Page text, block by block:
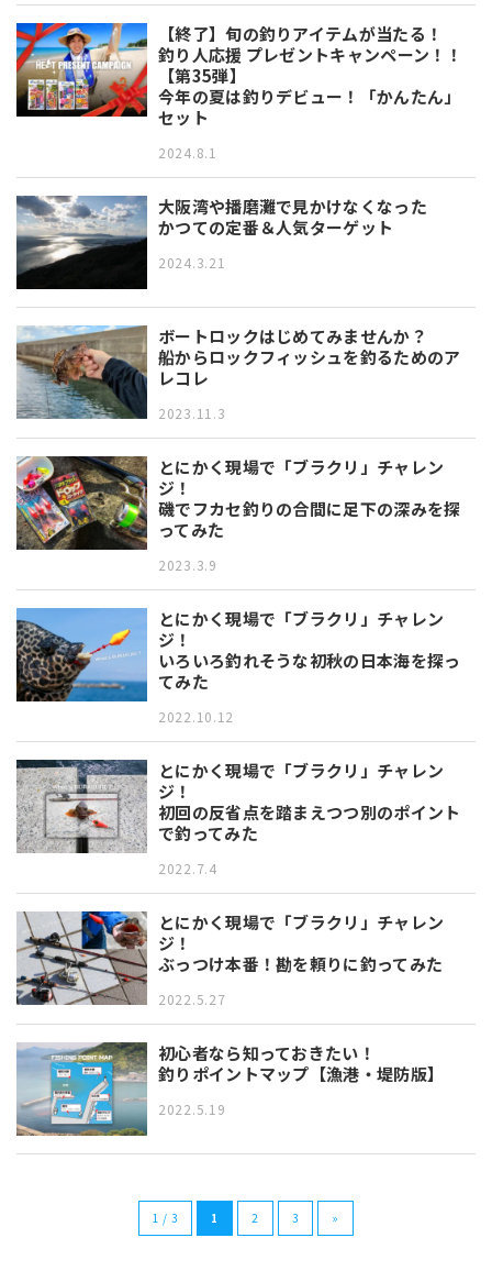
【終了】旬の釣りアイテムが当たる！
釣り人応援 プレゼントキャンペーン！！
【第35弾】
今年の夏は釣りデビュー！「かんたん」
セット
2024.8.1
大阪湾や播磨灘で見かけなくなった
かつての定番＆人気ターゲット
2024.3.21
ボートロックはじめてみませんか？
船からロックフィッシュを釣るためのア
レコレ
2023.11.3
とにかく現場で「ブラクリ」チャレン
ジ！
磯でフカセ釣りの合間に足下の深みを探
ってみた
2023.3.9
とにかく現場で「ブラクリ」チャレン
ジ！
いろいろ釣れそうな初秋の日本海を探っ
てみた
2022.10.12
とにかく現場で「ブラクリ」チャレン
ジ！
初回の反省点を踏まえつつ別のポイント
で釣ってみた
2022.7.4
とにかく現場で「ブラクリ」チャレン
ジ！
ぶっつけ本番！勘を頼りに釣ってみた
2022.5.27
初心者なら知っておきたい！
釣りポイントマップ【漁港・堤防版】
2022.5.19
1 / 3 1 2 3 »